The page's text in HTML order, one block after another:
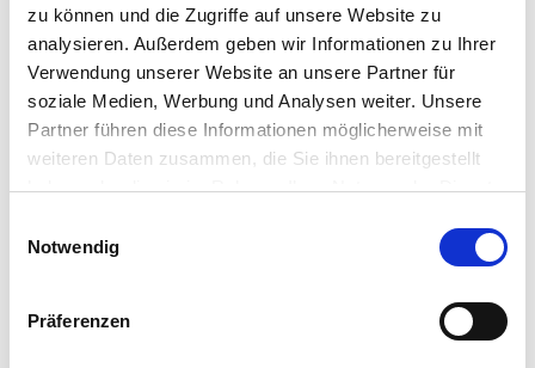
zu können und die Zugriffe auf unsere Website zu
analysieren. Außerdem geben wir Informationen zu Ihrer
Verwendung unserer Website an unsere Partner für
soziale Medien, Werbung und Analysen weiter. Unsere
Partner führen diese Informationen möglicherweise mit
weiteren Daten zusammen, die Sie ihnen bereitgestellt
haben oder die sie im Rahmen Ihrer Nutzung der Dienste
betätigen Sie anschließend den "OK"-Button:
Notwendig
Präferenzen
Weitere Informationen
Immergrüner, dicht wachsender Bodendecker mit
violett-blauen Blüten von April bis in den September
Standortvorgabe: sonnig bis schattig; Boden: locker,
humos, nährstoffreich; winterhart
Lieferumfang je Verpackungseinheit (VE): 6 Pflanzen
Hersteller/Importeur